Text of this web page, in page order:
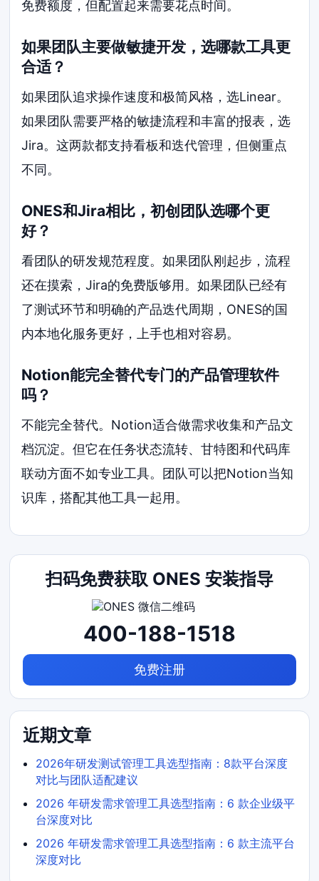
免费额度，但配置起来需要花点时间。
如果团队主要做敏捷开发，选哪款工具更
合适？
如果团队追求操作速度和极简风格，选Linear。
如果团队需要严格的敏捷流程和丰富的报表，选
Jira。这两款都支持看板和迭代管理，但侧重点
不同。
ONES和Jira相比，初创团队选哪个更
好？
看团队的研发规范程度。如果团队刚起步，流程
还在摸索，Jira的免费版够用。如果团队已经有
了测试环节和明确的产品迭代周期，ONES的国
内本地化服务更好，上手也相对容易。
Notion能完全替代专门的产品管理软件
吗？
不能完全替代。Notion适合做需求收集和产品文
档沉淀。但它在任务状态流转、甘特图和代码库
联动方面不如专业工具。团队可以把Notion当知
识库，搭配其他工具一起用。
扫码免费获取 ONES 安装指导
400-188-1518
免费注册
近期文章
2026年研发测试管理工具选型指南：8款平台深度
对比与团队适配建议
2026 年研发需求管理工具选型指南：6 款企业级平
台深度对比
2026 年研发需求管理工具选型指南：6 款主流平台
深度对比